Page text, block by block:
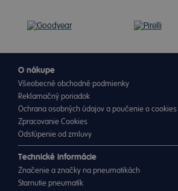
O nákupe
Všeobecné obchodné podmienky
Reklamačný poriadok
Ochrana osobných údajov a poučenie o cookies
Zpracovanie Cookies
Odstúpenie od zmluvy
Technické informácie
Značenie a značky na pneumatikách
Starnutie pneumatík